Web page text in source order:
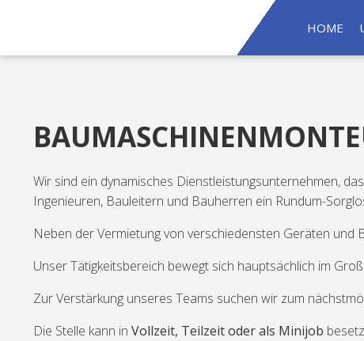
HOME
Wir sind ein dynamisches Dienstleistungsunternehmen,
Ingenieuren, Bauleitern und Bauherren ein Rundum-
Neben der Vermietung von verschiedensten Geräten und
Unser Tätigkeitsbereich bewegt sich hauptsächlich im
Zur Verstärkung unseres Teams suchen wir zum
Die Stelle kann in Vollzeit, Teilzeit oder als Minijob